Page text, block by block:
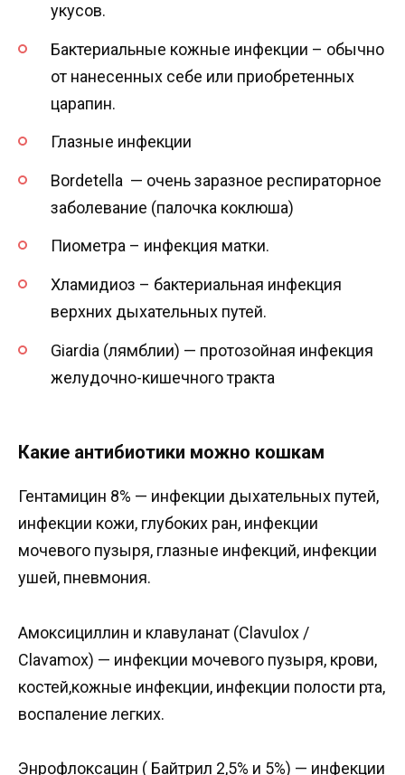
укусов.
Бактериальные кожные инфекции – обычно
от нанесенных себе или приобретенных
царапин.
Глазные инфекции
Bordetella — очень заразное респираторное
заболевание (палочка коклюша)
Пиометра – инфекция матки.
Хламидиоз – бактериальная инфекция
верхних дыхательных путей.
Giardia (лямблии) — протозойная инфекция
желудочно-кишечного тракта
Какие антибиотики можно кошкам
Гентамицин 8% — инфекции дыхательных путей,
инфекции кожи, глубоких ран, инфекции
мочевого пузыря, глазные инфекций, инфекции
ушей, пневмония.
Амоксициллин и клавуланат (Clavulox /
Clavamox) — инфекции мочевого пузыря, крови,
костей,кожные инфекции, инфекции полости рта,
воспаление легких.
Энрофлоксацин ( Байтрил 2,5% и 5%) — инфекции